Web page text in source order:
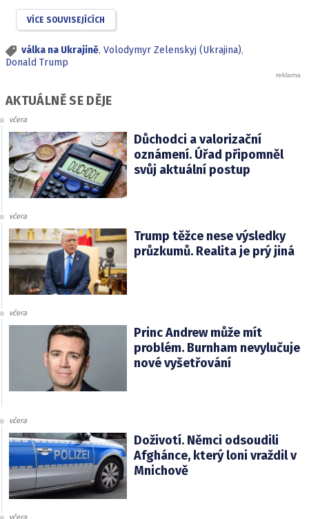
VÍCE SOUVISEJÍCÍCH
válka na Ukrajině, Volodymyr Zelenskyj (Ukrajina),
Donald Trump
AKTUÁLNĚ SE DĚJE
včera
Důchodci a valorizační
oznámení. Úřad připomněl
svůj aktuální postup
včera
Trump těžce nese výsledky
průzkumů. Realita je prý jiná
včera
Princ Andrew může mít
problém. Burnham nevylučuje
nové vyšetřování
včera
Doživotí. Němci odsoudili
Afghánce, který loni vraždil v
Mnichově